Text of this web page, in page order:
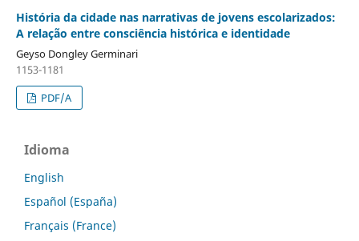
História da cidade nas narrativas de jovens escolarizados:
A relação entre consciência histórica e identidade
Geyso Dongley Germinari
1153-1181
PDF/A
Idioma
English
Español (España)
Français (France)